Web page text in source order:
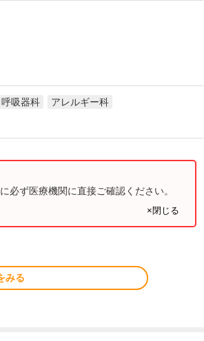
呼吸器科 アレルギー科
必ず医療機関に直接ご確認ください。
×閉じる
みる